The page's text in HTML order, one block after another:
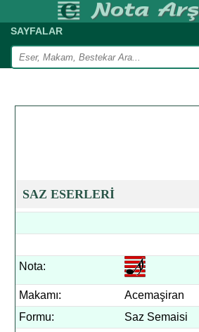
SAYFALAR
SAZ ESERLERİ
Nota:
Makamı:
Acemaşiran
Formu:
Saz Semaisi